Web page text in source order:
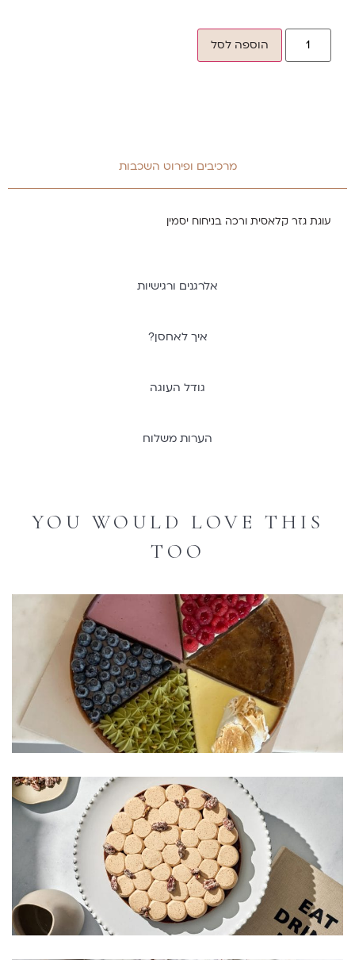
הוספה לסל
מרכיבים ופירוט השכבות
אלרגנים ורגישיות
איך לאחסן?
גודל העוגה
הערות משלוח
עוגת גזר קלאסית ורכה בניחוח יסמין
YOU WOULD LOVE THIS
TOO
עוגת הגאווה
₪360
הוספה לסל
טארט שני שוקולדים ופרלינה פקאן
₪310
₪248
הוספה לסל